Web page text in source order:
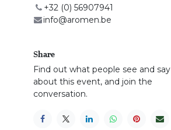
+32 (0) 56907941
info@aromen.be
Share
Find out what people see and say
about this event, and join the
conversation.